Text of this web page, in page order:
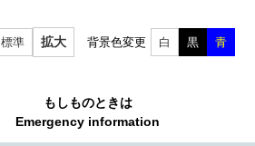
標準 拡大 背景色変更 白 黒 青
もしものときは
Emergency information